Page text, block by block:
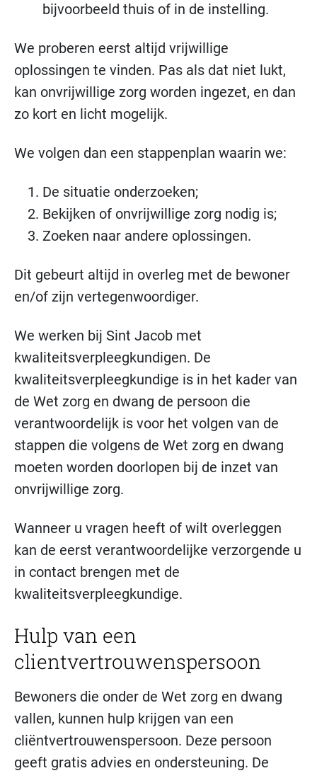
bijvoorbeeld thuis of in de instelling.
We proberen eerst altijd vrijwillige
oplossingen te vinden. Pas als dat niet lukt,
kan onvrijwillige zorg worden ingezet, en dan
zo kort en licht mogelijk.
We volgen dan een stappenplan waarin we:
De situatie onderzoeken;
Bekijken of onvrijwillige zorg nodig is;
Zoeken naar andere oplossingen.
Dit gebeurt altijd in overleg met de bewoner
en/of zijn vertegenwoordiger.
We werken bij Sint Jacob met
kwaliteitsverpleegkundigen. De
kwaliteitsverpleegkundige is in het kader van
de Wet zorg en dwang de persoon die
verantwoordelijk is voor het volgen van de
stappen die volgens de Wet zorg en dwang
moeten worden doorlopen bij de inzet van
onvrijwillige zorg.
Wanneer u vragen heeft of wilt overleggen
kan de eerst verantwoordelijke verzorgende u
in contact brengen met de
kwaliteitsverpleegkundige.
Hulp van een
clientvertrouwenspersoon
Bewoners die onder de Wet zorg en dwang
vallen, kunnen hulp krijgen van een
cliëntvertrouwenspersoon. Deze persoon
geeft gratis advies en ondersteuning. De